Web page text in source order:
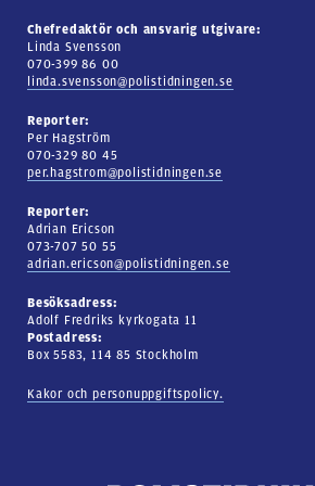
Chefredaktör och ansvarig utgivare:
Linda Svensson
070-399 86 00
linda.svensson@polistidningen.se
Reporter:
Per Hagström
070-329 80 45
per.hagstrom@polistidningen.se
Reporter:
Adrian Ericson
073-707 50 55
adrian.ericson@polistidningen.se
Besöksadress:
Adolf Fredriks kyrkogata 11
Postadress:
Box 5583, 114 85 Stockholm
Kakor och personuppgiftspolicy.